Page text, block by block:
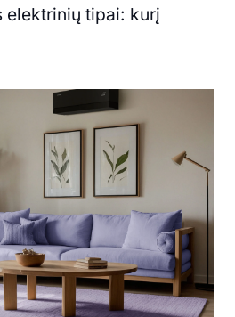
elektrinių tipai: kurį